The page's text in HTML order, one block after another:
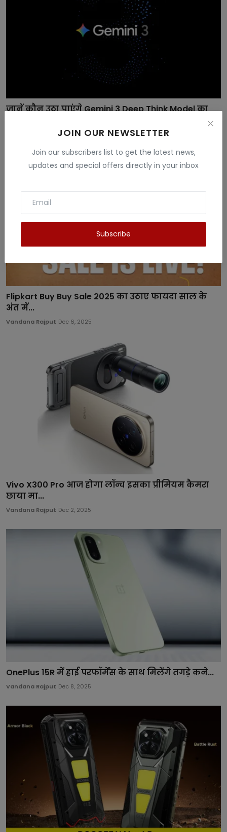
JOIN OUR NEWSLETTER
Join our subscribers list to get the latest news,
updates and special offers directly in your inbox
Subscribe
जानें कौन उठा पाएंगे Gemini 3 Deep Think Model का
Dec 9, 2025
Flipkart Buy Buy Sale 2025 का उठाए फायदा साल के
अंत में...
Vandana Rajput Dec 6, 2025
Vivo X300 Pro आज होगा लॉन्च इसका प्रीमियम कैमरा
छाया मा...
Vandana Rajput Dec 2, 2025
OnePlus 15R में हाई परफॉर्मेंस के साथ मिलेंगे तगड़े कने...
Vandana Rajput Dec 8, 2025